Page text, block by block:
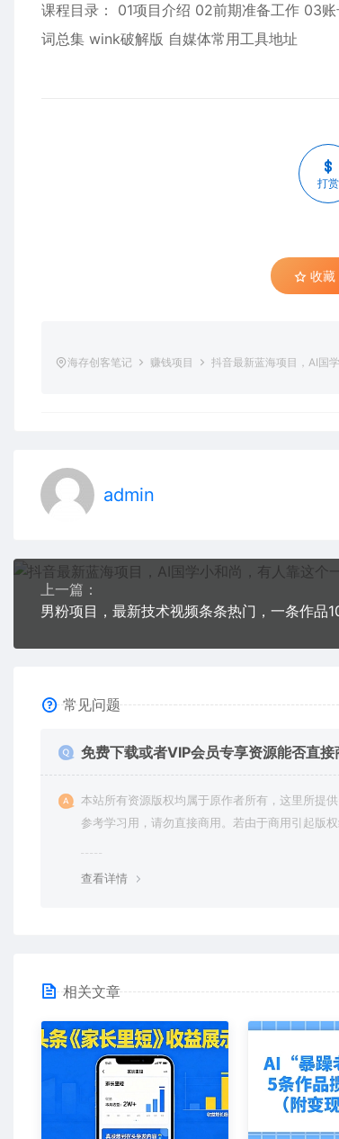
课程目录： 01项目介绍 02前期准备工作 03
词总集 wink破解版 自媒体常用工具地址
打赏
收藏
海存创客笔记 赚钱项目 抖音最新蓝海项目，AI国
admin
上一篇：
常见问题
免费下载或者VIP会员专享资源能否直接
本站所有资源版权均属于原作者所有，这里所提
参考学习用，请勿直接商用。若由于商用引起版
查看详情
相关文章